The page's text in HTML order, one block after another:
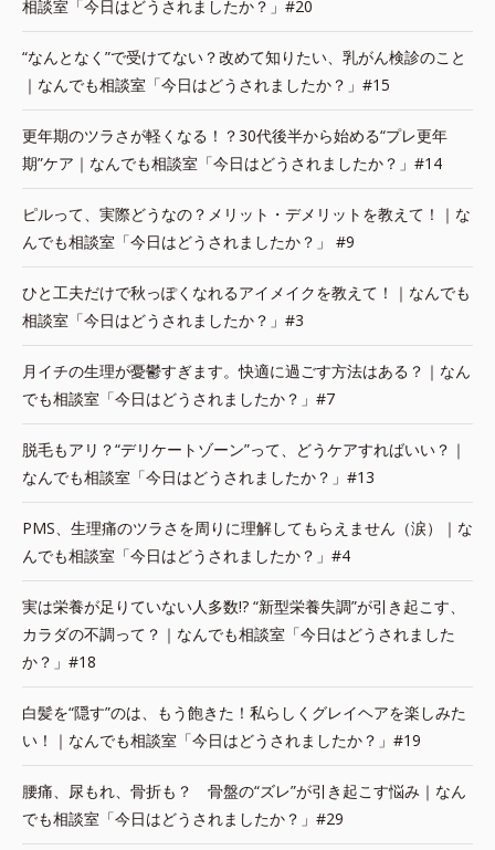
相談室「今日はどうされましたか？」#20
“なんとなく”で受けてない？改めて知りたい、乳がん検診のこと
｜なんでも相談室「今日はどうされましたか？」#15
更年期のツラさが軽くなる！？30代後半から始める“プレ更年
期”ケア｜なんでも相談室「今日はどうされましたか？」#14
ピルって、実際どうなの？メリット・デメリットを教えて！｜な
んでも相談室「今日はどうされましたか？」 #9
ひと工夫だけで秋っぽくなれるアイメイクを教えて！｜なんでも
相談室「今日はどうされましたか？」#3
月イチの生理が憂鬱すぎます。快適に過ごす方法はある？｜なん
でも相談室「今日はどうされましたか？」#7
脱毛もアリ？“デリケートゾーン”って、どうケアすればいい？｜
なんでも相談室「今日はどうされましたか？」#13
PMS、生理痛のツラさを周りに理解してもらえません（涙）｜な
んでも相談室「今日はどうされましたか？」#4
実は栄養が足りていない人多数!? “新型栄養失調”が引き起こす、
カラダの不調って？｜なんでも相談室「今日はどうされました
か？」#18
白髪を“隠す”のは、もう飽きた！私らしくグレイヘアを楽しみた
い！｜なんでも相談室「今日はどうされましたか？」#19
腰痛、尿もれ、骨折も？ 骨盤の“ズレ”が引き起こす悩み｜なん
でも相談室「今日はどうされましたか？」#29